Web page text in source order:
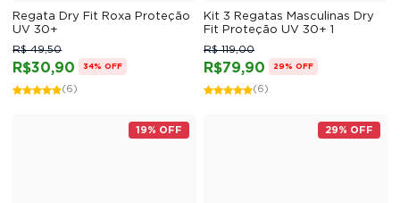
Regata Dry Fit Roxa Proteção
UV 30+
R$30,90
R$ 49,50
34% OFF
(6)
Kit 3 Regatas Masculinas Dry
Fit Proteção UV 30+ 1
R$79,90
R$ 119,00
29% OFF
(6)
19% OFF 29% OFF